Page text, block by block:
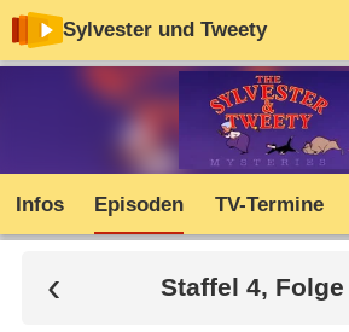
Sylvester und Tweety
Infos Episoden TV-Termine
Staffel 4, Folge